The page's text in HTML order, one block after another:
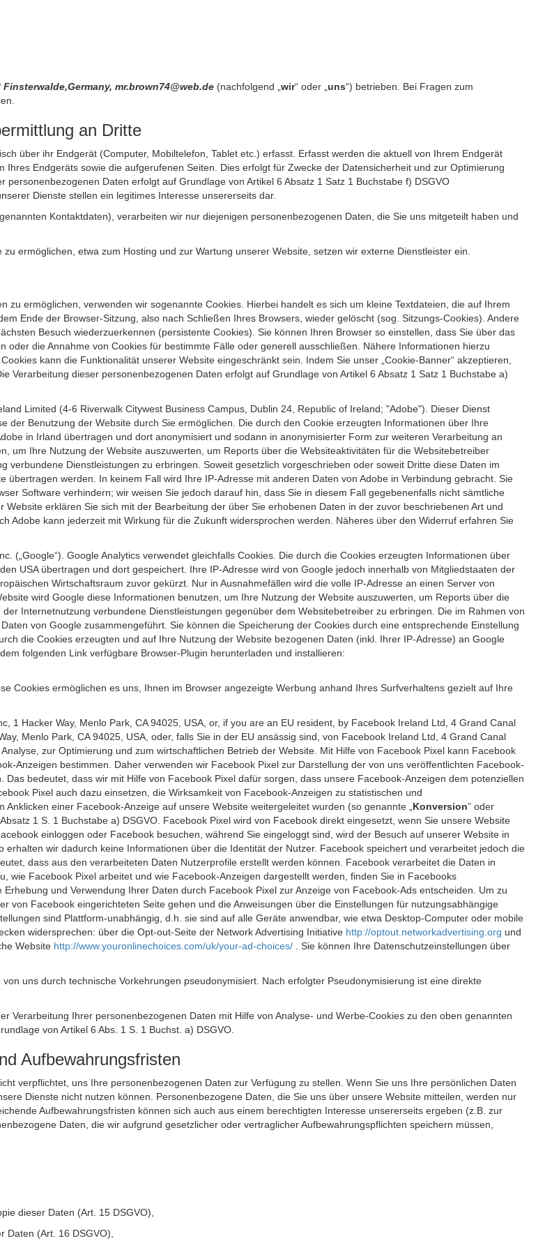
mr.brown74@web.de (nachfolgend „ wir“ oder „ uns“) betrieben. Bei Fragen zum
an Dritte
über ihr Endgerät (Computer, Mobiltelefon, Tablet etc.) erfasst. Erfasst werden die aktuell von Ihrem Endgerät
Endgeräts sowie die aufgerufenen Seiten. Dies erfolgt für Zwecke der Datensicherheit und zur Optimierung
Daten erfolgt auf Grundlage von Artikel 6 Absatz 1 Satz 1 Buchstabe f) DSGVO
Dienste stellen ein legitimes Interesse unsererseits dar.
Kontaktdaten), verarbeiten wir nur diejenigen personenbezogenen Daten, die Sie uns mitgeteilt haben und
ermöglichen, etwa zum Hosting und zur Wartung unserer Website, setzen wir externe Dienstleister ein.
ermöglichen, verwenden wir sogenannte Cookies. Hierbei handelt es sich um kleine Textdateien, die auf Ihrem
Ende der Browser-Sitzung, also nach Schließen Ihres Browsers, wieder gelöscht (sog. Sitzungs-Cookies). Andere
Besuch wiederzuerkennen (persistente Cookies). Sie können Ihren Browser so einstellen, dass Sie über das
die Annahme von Cookies für bestimmte Fälle oder generell ausschließen. Nähere Informationen hierzu
kann die Funktionalität unserer Website eingeschränkt sein. Indem Sie unser „Cookie-Banner“ akzeptieren,
Verarbeitung dieser personenbezogenen Daten erfolgt auf Grundlage von Artikel 6 Absatz 1 Satz 1 Buchstabe a)
Limited (4-6 Riverwalk Citywest Business Campus, Dublin 24, Republic of Ireland; "Adobe"). Dieser Dienst
der Benutzung der Website durch Sie ermöglichen. Die durch den Cookie erzeugten Informationen über Ihre
in Irland übertragen und dort anonymisiert und sodann in anonymisierter Form zur weiteren Verarbeitung an
um Ihre Nutzung der Website auszuwerten, um Reports über die Websiteaktivitäten für die Websitebetreiber
Dienstleistungen zu erbringen. Soweit gesetzlich vorgeschrieben oder soweit Dritte diese Daten im
werden. In keinem Fall wird Ihre IP-Adresse mit anderen Daten von Adobe in Verbindung gebracht. Sie
Software verhindern; wir weisen Sie jedoch darauf hin, dass Sie in diesem Fall gegebenenfalls nicht sämtliche
erklären Sie sich mit der Bearbeitung der über Sie erhobenen Daten in der zuvor beschriebenen Art und
Adobe kann jederzeit mit Wirkung für die Zukunft widersprochen werden. Näheres über den Widerruf erfahren Sie
(„Google“). Google Analytics verwendet gleichfalls Cookies. Die durch die Cookies erzeugten Informationen über
USA übertragen und dort gespeichert. Ihre IP-Adresse wird von Google jedoch innerhalb von Mitgliedstaaten der
Wirtschaftsraum zuvor gekürzt. Nur in Ausnahmefällen wird die volle IP-Adresse an einen Server von
wird Google diese Informationen benutzen, um Ihre Nutzung der Website auszuwerten, um Reports über die
Internetnutzung verbundene Dienstleistungen gegenüber dem Websitebetreiber zu erbringen. Die im Rahmen von
von Google zusammengeführt. Sie können die Speicherung der Cookies durch eine entsprechende Einstellung
die Cookies erzeugten und auf Ihre Nutzung der Website bezogenen Daten (inkl. Ihrer IP-Adresse) an Google
folgenden Link verfügbare Browser-Plugin herunterladen und installieren:
Cookies ermöglichen es uns, Ihnen im Browser angezeigte Werbung anhand Ihres Surfverhaltens gezielt auf Ihre
1 Hacker Way, Menlo Park, CA 94025, USA, or, if you are an EU resident, by Facebook Ireland Ltd, 4 Grand Canal
Menlo Park, CA 94025, USA, oder, falls Sie in der EU ansässig sind, von Facebook Ireland Ltd, 4 Grand Canal
zur Optimierung und zum wirtschaftlichen Betrieb der Website. Mit Hilfe von Facebook Pixel kann Facebook
Anzeigen bestimmen. Daher verwenden wir Facebook Pixel zur Darstellung der von uns veröffentlichten Facebook-
bedeutet, dass wir mit Hilfe von Facebook Pixel dafür sorgen, dass unsere Facebook-Anzeigen dem potenziellen
Pixel auch dazu einsetzen, die Wirksamkeit von Facebook-Anzeigen zu statistischen und
einer Facebook-Anzeige auf unsere Website weitergeleitet wurden (so genannte „ Konversion” oder
1 S. 1 Buchstabe a) DSGVO. Facebook Pixel wird von Facebook direkt eingesetzt, wenn Sie unsere Website
einloggen oder Facebook besuchen, während Sie eingeloggt sind, wird der Besuch auf unserer Website in
wir dadurch keine Informationen über die Identität der Nutzer. Facebook speichert und verarbeitet jedoch die
dass aus den verarbeiteten Daten Nutzerprofile erstellt werden können. Facebook verarbeitet die Daten in
Facebook Pixel arbeitet und wie Facebook-Anzeigen dargestellt werden, finden Sie in Facebooks
Erhebung und Verwendung Ihrer Daten durch Facebook Pixel zur Anzeige von Facebook-Ads entscheiden. Um zu
von Facebook eingerichteten Seite gehen und die Anweisungen über die Einstellungen für nutzungsabhängige
sind Plattform-unabhängig, d.h. sie sind auf alle Geräte anwendbar, wie etwa Desktop-Computer oder mobile
widersprechen: über die Opt-out-Seite der Network Advertising Initiative http://optout.networkadvertising.org und
Website http://www.youronlinechoices.com/uk/your-ad-choices/
. Sie können Ihre Datenschutzeinstellungen über
uns durch technische Vorkehrungen pseudonymisiert. Nach erfolgter Pseudonymisierung ist eine direkte
Verarbeitung Ihrer personenbezogenen Daten mit Hilfe von Analyse- und Werbe-Cookies zu den oben genannten
von Artikel 6 Abs. 1 S. 1 Buchst. a) DSGVO.
Aufbewahrungsfristen
verpflichtet, uns Ihre personenbezogenen Daten zur Verfügung zu stellen. Wenn Sie uns Ihre persönlichen Daten
Dienste nicht nutzen können. Personenbezogene Daten, die Sie uns über unsere Website mitteilen, werden nur
Aufbewahrungsfristen können sich auch aus einem berechtigten Interesse unsererseits ergeben (z.B. zur
Daten, die wir aufgrund gesetzlicher oder vertraglicher Aufbewahrungspflichten speichern müssen,
dieser Daten (Art. 15 DSGVO),
Daten (Art. 16 DSGVO),